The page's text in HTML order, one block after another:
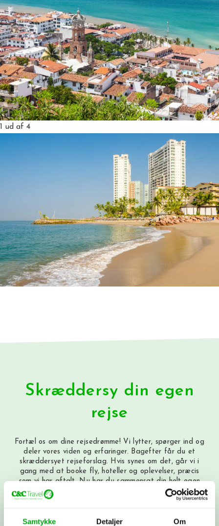
Samtykke Detaljer Om
1 ud af 4
Skræddersy din egen
rejse
Fortæl os om dine rejsedrømme! Vi lytter, spørger ind og
deler vores viden og erfaringer. Bagefter får du et
skræddersyet rejseforslag. Hvis synes om det, går vi i
gang med at booke fly, hoteller og oplevelser, præcis
som vi har aftalt. Nu har du sammensat din helt egen
rejse med os i ryggen - og vi tager os af alt det